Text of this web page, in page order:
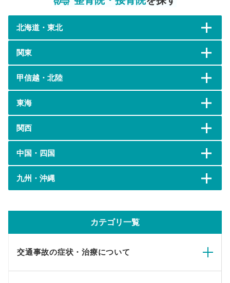
北海道・東北
関東
甲信越・北陸
東海
関西
中国・四国
九州・沖縄
カテゴリ一覧
交通事故の症状・治療について